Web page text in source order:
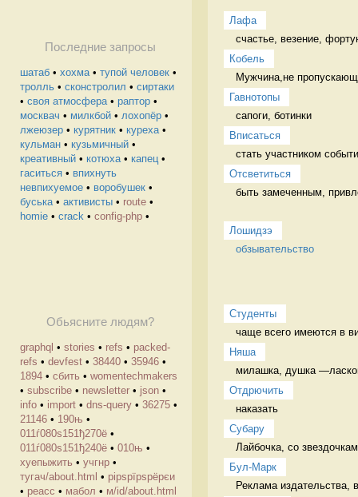
Последние запросы
шaтаб • хохма• тупой человек •
тролль • сконстролил • сиртаки
• своя атмосфера• раптор •
москвач • милкбой • лохопёр •
лжеюзер • курятник • куреха•
кульман • кузьмичный •
креативный • котюха• капец •
гаситься • впихнуть
невпихуемое • воробушек •
буська• активисты • route •
homie • crack • config-php •
Обьясните людям?
graphql • stories • refs • packed-
refs • devfest • 38440 • 35946 •
1894 • сбить • womentechmakers
• subscribe • newsletter • json •
info • import • dns-query • 36275 •
21146 • 190њ •
011ѓ080ѕ151ђ270ё •
011ѓ080ѕ151ђ240ё • 010њ •
хуепыжить • учгнр •
тугач/about.html • рірѕрїрѕрёрєи
• реасс • мабол • м/id/about.html
Лафа
счастье, везение,
Кобель
Мужчина,не
Гавнотопы
сапоги, ботинки
Вписаться
стать участником
Отсветиться
быть замеченным,
Лошидзэ
обзывательство
Студенты
чаще всего имеются в
Няша
милашка, душка
Отдрючить
наказать
Cубару
Лайбочка, со
Бул-Марк
Реклама издательства,